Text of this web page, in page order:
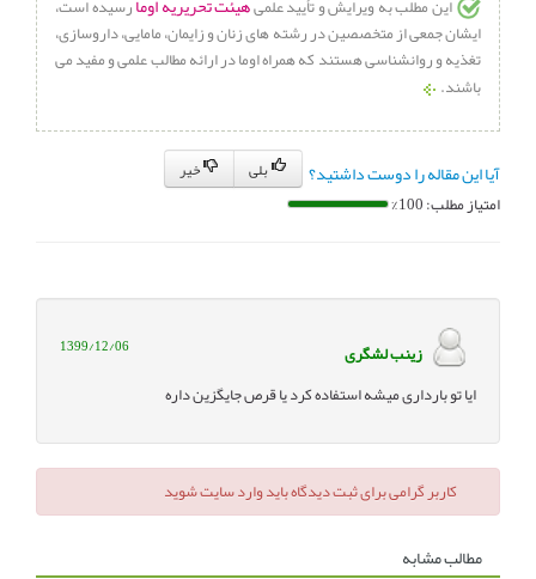
on Dec 8, 2020.
این مطلب به ویرایش و تأیید علمی
رسیده است،
ایشان جمعی از متخصصین در رشته های زنان و زایمان، مامایی، داروسازی،
تغذیه و روانشناسی هستند که همراه اوما در ارائه مطالب علمی و مفید می
باشند.
آیا این مقاله را دوست داشتید؟
امتیاز مطلب: 100%
زینب لشگری 1399/12/06
ایا تو بارداری میشه استفاده کرد یا قرص جایگزین داره
کاربر گرامی برای ثبت دیدگاه باید وارد سایت شوید
مطالب مشابه